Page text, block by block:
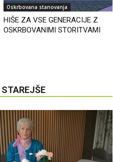
Oskrbovana stanovanja
HIŠE ZA VSE GENERACIJE Z
OSKRBOVANIMI STORITVAMI